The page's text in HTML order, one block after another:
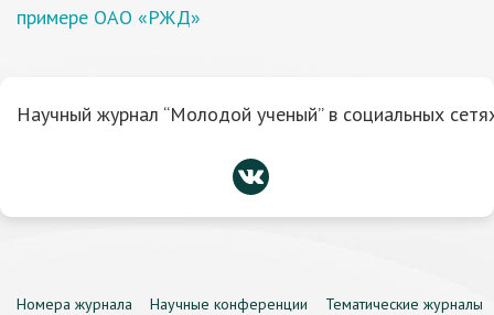
примере ОАО «РЖД»
Научный журнал “Молодой ученый” в социальных
Номера журнала Научные конференции
Тематические журналы